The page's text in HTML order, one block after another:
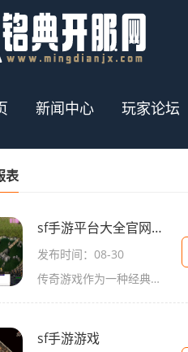
新闻中心 玩家论坛
表
sf手游平台大全官网网址
发布时间：08-30
传奇游戏作为一种经典的角色扮演游戏，承载着无数玩家的青春记忆。在这个虚拟世界中，玩家可以选择不同的职业，通过不断的冒险与战斗，提升自己的角色属性，最终成为游戏中的强者。游戏基本玩法在传奇游戏中，玩家需要完成任务、打怪升级、获取装备和材料等。
sf手游游戏